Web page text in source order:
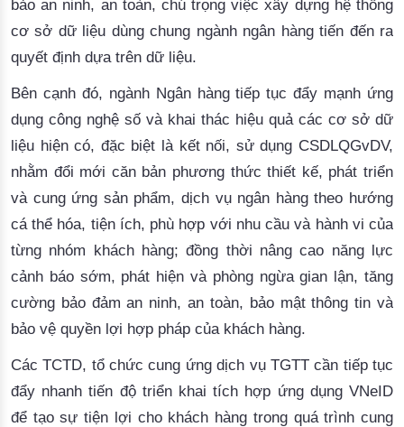
bảo an ninh, an toàn, chú trọng việc xây dựng hệ thống
cơ sở dữ liệu dùng chung ngành ngân hàng tiến đến ra
quyết định dựa trên dữ liệu.
Bên cạnh đó, ngành Ngân hàng tiếp tục đẩy mạnh ứng
dụng công nghệ số và khai thác hiệu quả các cơ sở dữ
liệu hiện có, đặc biệt là kết nối, sử dụng CSDLQGvDV,
nhằm đổi mới căn bản phương thức thiết kế, phát triển
và cung ứng sản phẩm, dịch vụ ngân hàng theo hướng
cá thể hóa, tiện ích, phù hợp với nhu cầu và hành vi của
từng nhóm khách hàng; đồng thời nâng cao năng lực
cảnh báo sớm, phát hiện và phòng ngừa gian lận, tăng
cường bảo đảm an ninh, an toàn, bảo mật thông tin và
bảo vệ quyền lợi hợp pháp của khách hàng.
Các TCTD, tổ chức cung ứng dịch vụ TGTT cần tiếp tục
đẩy nhanh tiến độ triển khai tích hợp ứng dụng VNeID
để tạo sự tiện lợi cho khách hàng trong quá trình cung